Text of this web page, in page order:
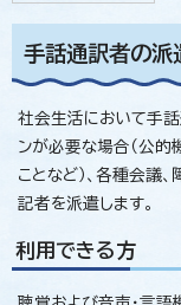
手話通訳者の派
社会生活において手話
ンが必要な場合（公的
ことなど）、各種会議
記者を派遣します。
利用できる方